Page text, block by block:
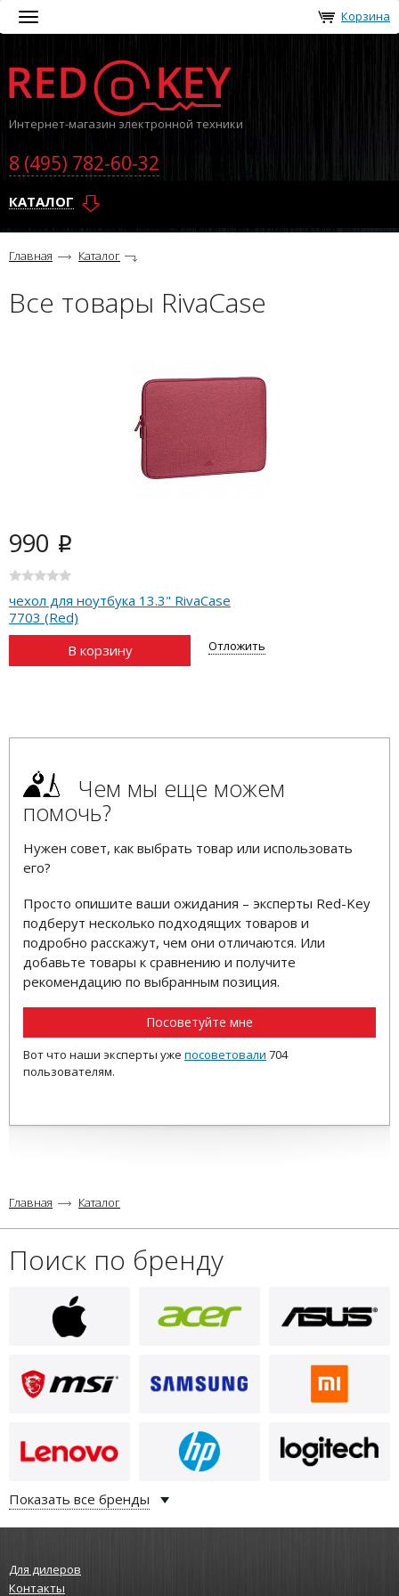
Toggle
navigation
Корзина
Интернет-магазин электронной техники
8 (495) 782-60-32
КАТАЛОГ
Главная Каталог
Все товары RivaCase
990 i
чехол для ноутбука 13.3" RivaCase
7703 (Red)
В корзину
Отложить
Чем мы еще можем
помочь?
Нужен совет, как выбрать товар или использовать
его?
Просто опишите ваши ожидания – эксперты Red-Key
подберут несколько подходящих товаров и
подробно расскажут, чем они отличаются. Или
добавьте товары к сравнению и получите
рекомендацию по выбранным позиция.
Посоветуйте мне
Вот что наши эксперты уже посоветовали 704
пользователям.
Главная Каталог
Поиск по бренду
Показать все бренды
Для дилеров
Контакты